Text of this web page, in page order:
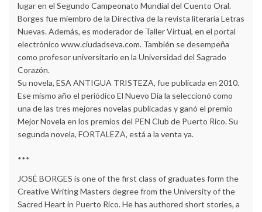
lugar en el Segundo Campeonato Mundial del Cuento Oral.
Borges fue miembro de la Directiva de la revista literaria Letras
Nuevas. Además, es moderador de Taller Virtual, en el portal
electrónico www.ciudadseva.com. También se desempeña
como profesor universitario en la Universidad del Sagrado
Corazón.
Su novela, ESA ANTIGUA TRISTEZA, fue publicada en 2010.
Ese mismo año el periódico El Nuevo Día la seleccionó como
una de las tres mejores novelas publicadas y ganó el premio
Mejor Novela en los premios del PEN Club de Puerto Rico. Su
segunda novela, FORTALEZA, está a la venta ya.
***
JOSÉ BORGES is one of the first class of graduates form the
Creative Writing Masters degree from the University of the
Sacred Heart in Puerto Rico. He has authored short stories, a